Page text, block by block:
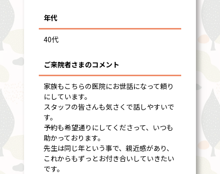
年代
40代
ご来院者さまのコメント
家族もこちらの医院にお世話になって頼り
にしています。
スタッフの皆さんも気さくで話しやすいで
す。
予約も希望通りにしてくださって、いつも
助かっております。
先生は同じ年という事で、親近感があり、
これからもずっとお付き合いしていきたい
です。